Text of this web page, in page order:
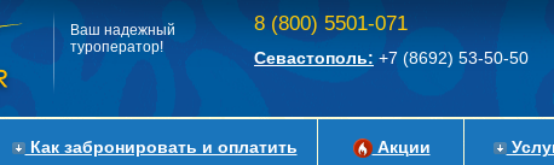
Ваш надежный
туроператор!
8 (800) 5501-071
Севастополь: +7 (8692) 53-50-50
Как забронировать и оплатить Акции